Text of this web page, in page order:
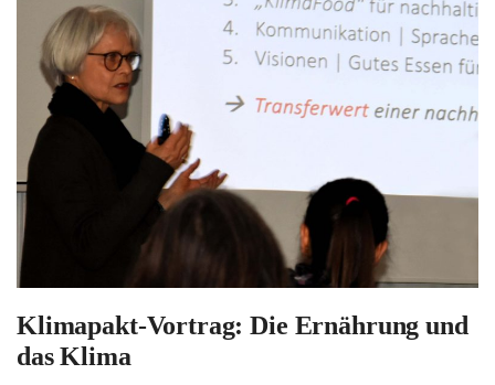
Klimapakt-Vortrag: Die Ernährung und
das Klima